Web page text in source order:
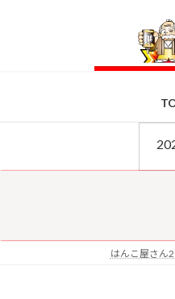
ス
ン
はんこ屋さん